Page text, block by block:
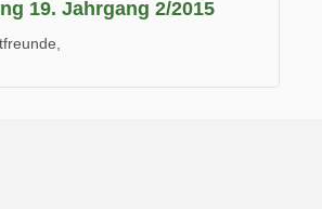
19. Jahrgang 2/2015